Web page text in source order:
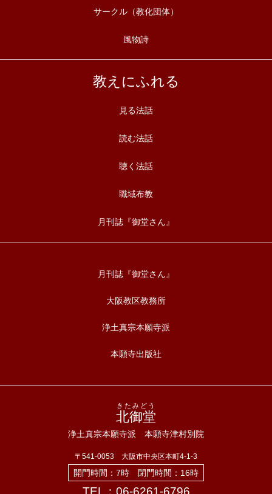
サークル（教化団体）
風物詩
教えにふれる
見る法話
読む法話
聴く法話
職域布教
月刊誌『御堂さん』
月刊誌『御堂さん』
大阪教区教務所
浄土真宗本願寺派
本願寺出版社
北御堂
きたみどう
浄土真宗本願寺派 本願寺津村別院
〒541-0053 大阪市中央区本町4-1-3
開門時間：7時 閉門時間：16時
TEL：06-6261-6796